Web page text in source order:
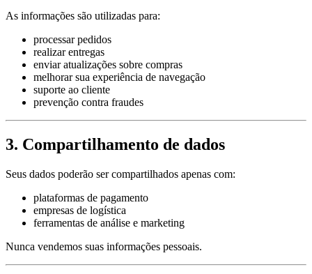
As informações são utilizadas para:
processar pedidos
realizar entregas
enviar atualizações sobre compras
melhorar sua experiência de navegação
suporte ao cliente
prevenção contra fraudes
3. Compartilhamento de dados
Seus dados poderão ser compartilhados apenas com:
plataformas de pagamento
empresas de logística
ferramentas de análise e marketing
Nunca vendemos suas informações pessoais.